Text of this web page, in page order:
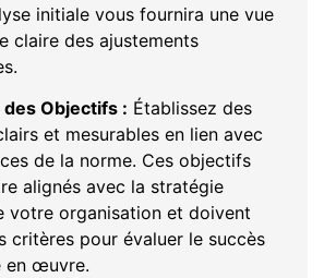
initiale vous fournira une vue
claire des ajustements
Objectifs : Établissez des
et mesurables en lien avec
de la norme. Ces objectifs
alignés avec la stratégie
votre organisation et doivent
critères pour évaluer le succès
en œuvre.